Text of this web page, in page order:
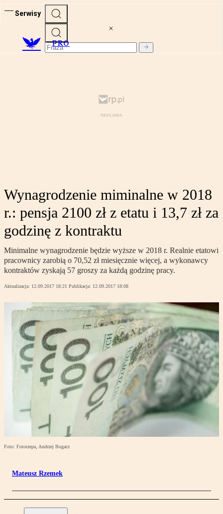
Serwisy
PRO
Wynagrodzenie miminalne w 2018
r.: pensja 2100 zł z etatu i 13,7 zł za
godzinę z kontraktu
Minimalne wynagrodzenie będzie wyższe w 2018 r. Realnie etatowi
pracownicy zarobią o 70,52 zł miesięcznie więcej, a wykonawcy
kontraktów zyskają 57 groszy za każdą godzinę pracy.
Aktualizacja: 12.09.2017 18:21 Publikacja: 12.09.2017 18:08
Foto: Fotorzepa, Andrzej Bogacz
Mateusz Rzemek